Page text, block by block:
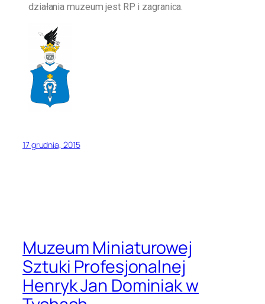
działania muzeum jest RP i zagranica.
17 grudnia, 2015
Muzeum Miniaturowej
Sztuki Profesjonalnej
Henryk Jan Dominiak w